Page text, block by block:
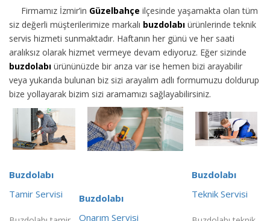
Firmamız İzmir’in Güzelbahçe ilçesinde yaşamakta olan tüm
siz değerli müşterilerimize markalı buzdolabı ürünlerinde teknik
servis hizmeti sunmaktadır. Haftanın her günü ve her saati
aralıksız olarak hizmet vermeye devam ediyoruz. Eğer sizinde
buzdolabı ürününüzde bir arıza var ise hemen bizi arayabilir
veya yukarıda bulunan biz sizi arayalım adlı formumuzu doldurup
bize yollayarak bizim sizi aramamızı sağlayabilirsiniz.
Buzdolabı
Tamir Servisi
Buzdolabı
Onarım Servisi
Buzdolabı
Teknik Servisi